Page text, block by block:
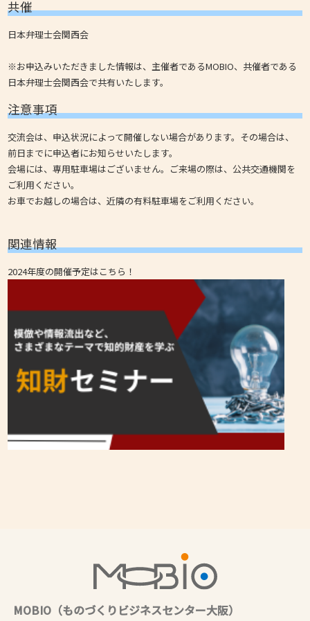
共催
日本弁理士会関西会
※お申込みいただきました情報は、主催者であるMOBIO、共催者である
日本弁理士会関西会で共有いたします。
注意事項
交流会は、申込状況によって開催しない場合があります。その場合は、
前日までに申込者にお知らせいたします。
会場には、専用駐車場はございません。ご来場の際は、公共交通機関を
ご利用ください。
お車でお越しの場合は、近隣の有料駐車場をご利用ください。
関連情報
2024年度の開催予定はこちら！
MOBIO（ものづくりビジネスセンター大阪）